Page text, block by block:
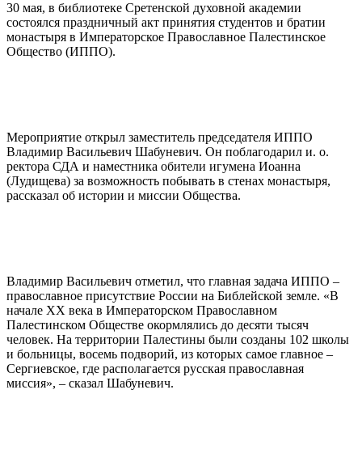
30 мая, в библиотеке Сретенской духовной академии
состоялся праздничный акт принятия студентов и братии
монастыря в Императорское Православное Палестинское
Общество (ИППО).
Мероприятие открыл заместитель председателя ИППО
Владимир Васильевич Шабуневич. Он поблагодарил и. о.
ректора СДА и наместника обители игумена Иоанна
(Лудищева) за возможность побывать в стенах монастыря,
рассказал об истории и миссии Общества.
Владимир Васильевич отметил, что главная задача ИППО –
православное присутствие России на Библейской земле. «В
начале ХХ века в Императорском Православном
Палестинском Обществе окормлялись до десяти тысяч
человек. На территории Палестины были созданы 102 школы
и больницы, восемь подворий, из которых самое главное –
Сергиевское, где располагается русская православная
миссия», – сказал Шабуневич.